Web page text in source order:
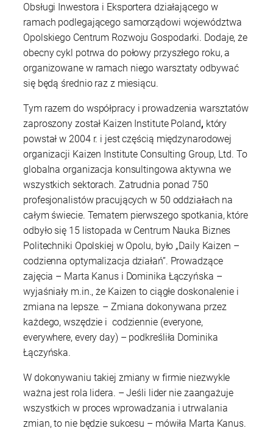
Obsługi Inwestora i Eksportera działającego w
ramach podlegającego samorządowi województwa
Opolskiego Centrum Rozwoju Gospodarki. Dodaje, że
obecny cykl potrwa do połowy przyszłego roku, a
organizowane w ramach niego warsztaty odbywać
się będą średnio raz z miesiącu.
Tym razem do współpracy i prowadzenia warsztatów
zaproszony został Kaizen Institute Poland, który
powstał w 2004 r. i jest częścią międzynarodowej
organizacji Kaizen Institute Consulting Group, Ltd. To
globalna organizacja konsultingowa aktywna we
wszystkich sektorach. Zatrudnia ponad 750
profesjonalistów pracujących w 50 oddziałach na
całym świecie. Tematem pierwszego spotkania, które
odbyło się 15 listopada w Centrum Nauka Biznes
Politechniki Opolskiej w Opolu, było „Daily Kaizen –
codzienna optymalizacja działań”. Prowadzące
zajęcia – Marta Kanus i Dominika Łączyńska –
wyjaśniały m.in., że Kaizen to ciągłe doskonalenie i
zmiana na lepsze. – Zmiana dokonywana przez
każdego, wszędzie i codziennie (everyone,
everywhere, every day) – podkreśliła Dominika
Łączyńska.
W dokonywaniu takiej zmiany w firmie niezwykle
ważna jest rola lidera. – Jeśli lider nie zaangażuje
wszystkich w proces wprowadzania i utrwalania
zmian, to nie będzie sukcesu – mówiła Marta Kanus.